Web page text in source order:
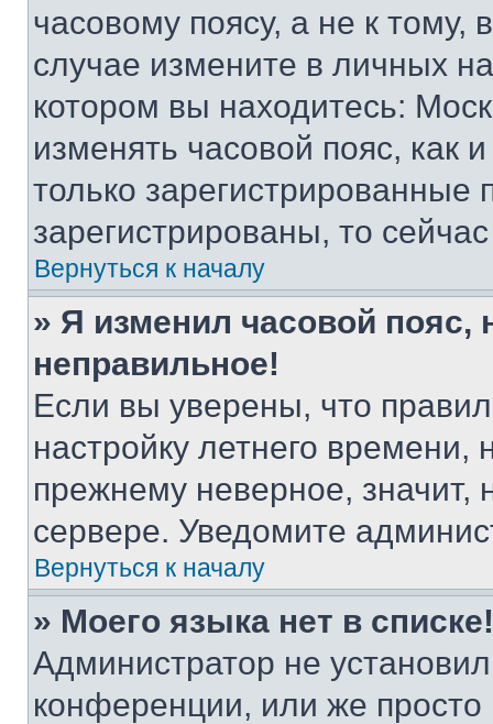
часовому поясу, а не к тому,
случае измените в личных
котором вы находитесь:
изменять часовой пояс, как
только
зарегистрированы, то
Вернуться к началу
» Я изменил часовой пояс,
неправильное!
Если вы уверены, что
настройку летнего
прежнему неверное, значит,
сервере. Уведомите
Вернуться к началу
» Моего языка нет в списке!
Администратор не
конференции, или же